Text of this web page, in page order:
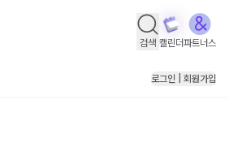
검색 캘린더파트너스
로그인 | 회원가입